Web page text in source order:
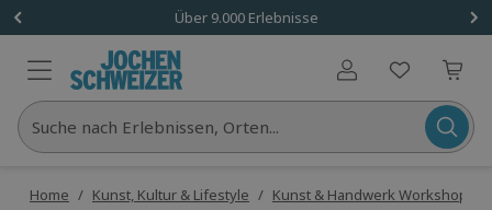
Über 9.000 Erlebnisse
Benutzerkonto
Suche nach Erlebnissen, Orten...
Home / Kunst, Kultur & Lifestyle / Kunst & Handwerk Workshops